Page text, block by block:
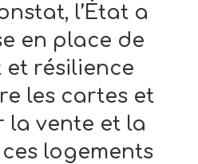
l’État a
en place de
et résilience
les cartes et
la vente et la
logements